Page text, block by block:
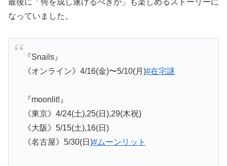
最後に「何を成し遂げるべきか」も楽しめるストーリーに
なっていました。
『Snails』
《オンライン》4/16(金)〜5/10(月)#在宅謎
『moonlit!』
《東京》4/24(土),25(日),29(木祝)
《大阪》5/15(土),16(日)
《名古屋》5/30(日)#ムーンリット